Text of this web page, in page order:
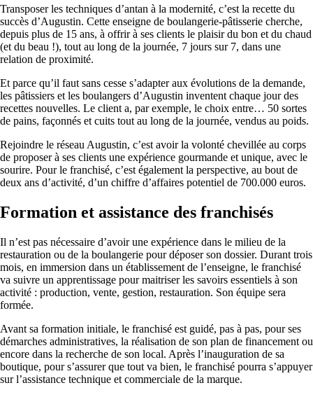
Transposer les techniques d’antan à la modernité, c’est la recette du
succès d’Augustin. Cette enseigne de boulangerie-pâtisserie cherche,
depuis plus de 15 ans, à offrir à ses clients le plaisir du bon et du chaud
(et du beau !), tout au long de la journée, 7 jours sur 7, dans une
relation de proximité.
Et parce qu’il faut sans cesse s’adapter aux évolutions de la demande,
les pâtissiers et les boulangers d’Augustin inventent chaque jour des
recettes nouvelles. Le client a, par exemple, le choix entre… 50 sortes
de pains, façonnés et cuits tout au long de la journée, vendus au poids.
Rejoindre le réseau Augustin, c’est avoir la volonté chevillée au corps
de proposer à ses clients une expérience gourmande et unique, avec le
sourire. Pour le franchisé, c’est également la perspective, au bout de
deux ans d’activité, d’un chiffre d’affaires potentiel de 700.000 euros.
Formation et assistance des franchisés
Il n’est pas nécessaire d’avoir une expérience dans le milieu de la
restauration ou de la boulangerie pour déposer son dossier. Durant trois
mois, en immersion dans un établissement de l’enseigne, le franchisé
va suivre un apprentissage pour maitriser les savoirs essentiels à son
activité : production, vente, gestion, restauration. Son équipe sera
formée.
Avant sa formation initiale, le franchisé est guidé, pas à pas, pour ses
démarches administratives, la réalisation de son plan de financement ou
encore dans la recherche de son local. Après l’inauguration de sa
boutique, pour s’assurer que tout va bien, le franchisé pourra s’appuyer
sur l’assistance technique et commerciale de la marque.